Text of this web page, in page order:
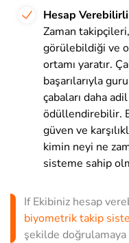
Hesap
Zaman takipçileri,
görülebildiği ve
ortamı yaratır.
başarılarıyla
çabaları daha
ödüllendirebilir.
güven ve
kimin neyi ne
sisteme sahip
If Ekibiniz hesap
biyometrik takip
şekilde doğrulamaya